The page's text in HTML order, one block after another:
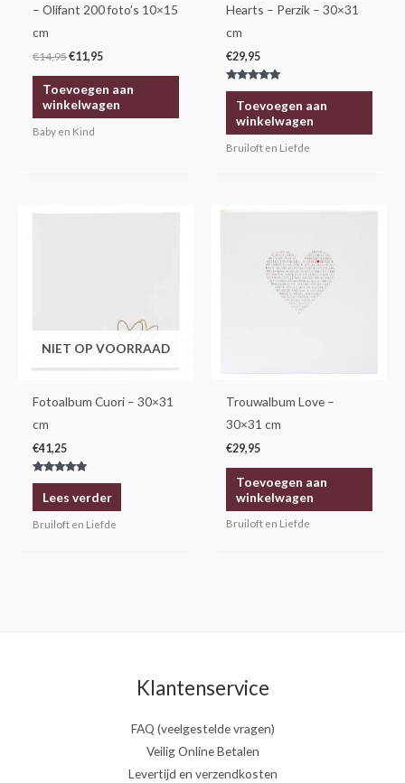
– Olifant 200 foto’s 10×15
cm
€14,95€11,95
Toevoegen aan
winkelwagen
Baby en Kind
Hearts – Perzik – 30×31
cm
€29,95
Gewaardeerd
5.00
uit 5Toevoegen aan
winkelwagen
Bruiloft en Liefde
NIET OP VOORRAAD
Fotoalbum Cuori – 30×31
cm
€41,25
Gewaardeerd
5.00
uit 5Lees verder
Bruiloft en Liefde
Trouwalbum Love –
30×31 cm
€29,95
Toevoegen aan
winkelwagen
Bruiloft en Liefde
Klantenservice
FAQ (veelgestelde vragen)
Veilig Online Betalen
Levertijd en verzendkosten